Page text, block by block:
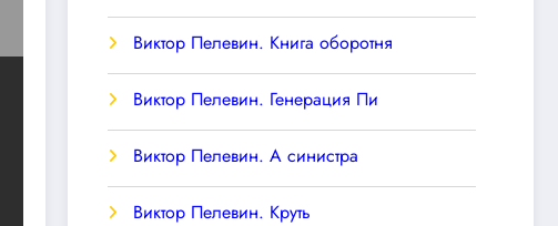
Виктор Пелевин. Книга оборотня
Виктор Пелевин. Генерация Пи
Виктор Пелевин. А синистра
Виктор Пелевин. Круть